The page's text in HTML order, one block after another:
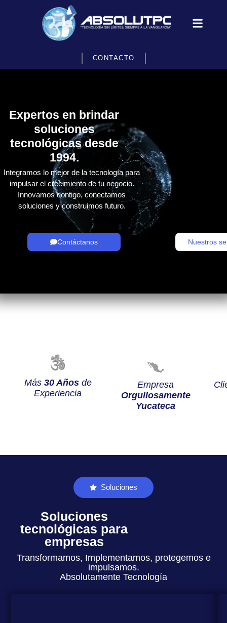
CONTACTO
Expertos en brindar
soluciones
tecnológicas desde
1994.
Integramos lo mejor de la tecnología para
impulsar el crecimiento de tu negocio.
Innovamos contigo, conectamos
soluciones y construimos futuro.
Contáctanos Nuestros
Más 30 Añosde
Experiencia
Empresa
Orgullosamente
Yucateca
Soluciones
Soluciones
tecnológicas para
empresas
Transformamos, Implementamos, protegemos e
impulsamos.
Absolutamente Tecnología